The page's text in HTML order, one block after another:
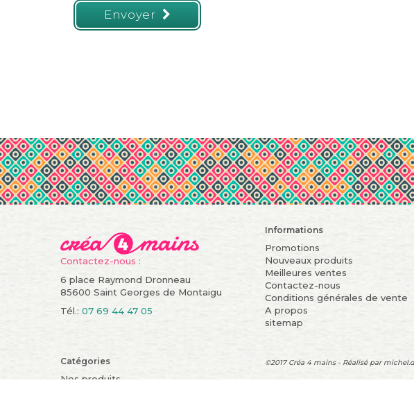
Envoyer
Contactez-nous :
6 place Raymond Dronneau
85600 Saint Georges de Montaigu
Tél.: 07 69 44 47 05
Informations
Promotions
Nouveaux produits
Meilleures ventes
Contactez-nous
Conditions générales de vente
A propos
sitemap
Catégories
Nos produits
©2017 Créa 4 mains - Réalisé par